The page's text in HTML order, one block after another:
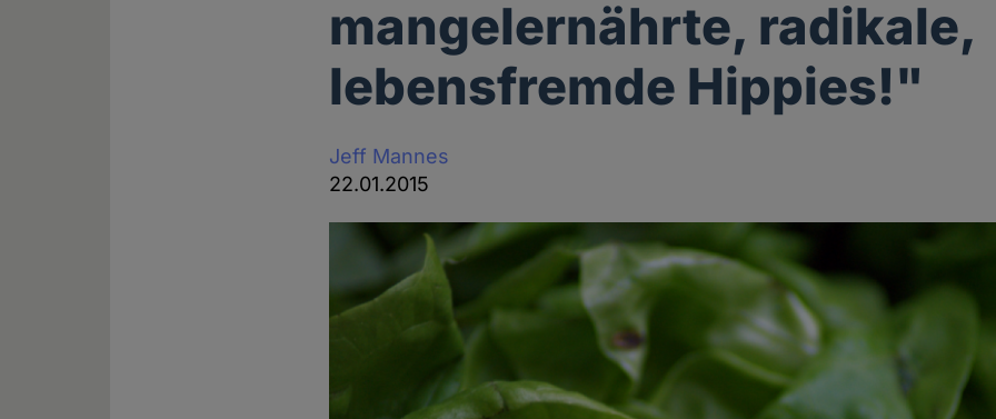
mangelernährte, radikale,
lebensfremde Hippies!"
Jeff Mannes
22.01.2015